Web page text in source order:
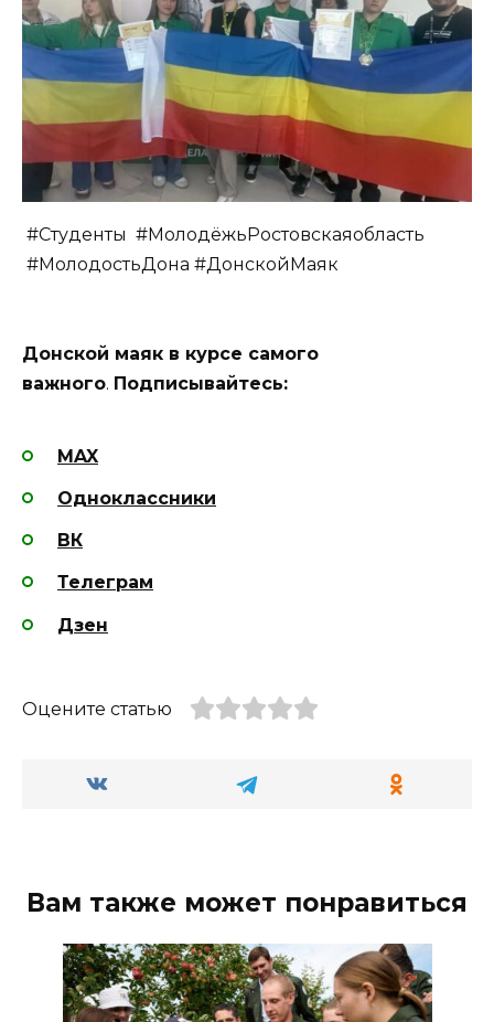
#Студенты #МолодёжьРостовскаяобласть
#МолодостьДона #ДонскойМаяк
Донской маяк в курсе самого
важного. Подписывайтесь:
MAX
Одноклассники
ВК
Телеграм
Дзен
Оцените статью
Вам также может понравиться